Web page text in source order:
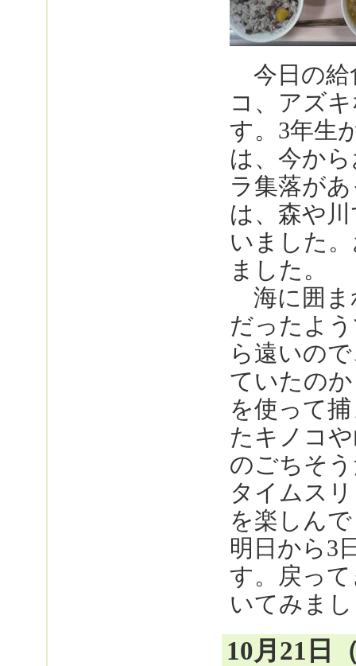
今日の給
コ、アズ
す。3年生
は、今か
ラ集落が
は、森や
いました
ました。
海に囲ま
だったよ
ら遠いの
ていたの
を使って
たキノコ
のごちそ
タイムス
を楽しん
明日から3
す。戻っ
いてみま
10月21日